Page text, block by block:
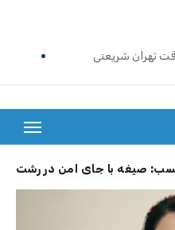
590ایران
صیغه با جای امن در رشت